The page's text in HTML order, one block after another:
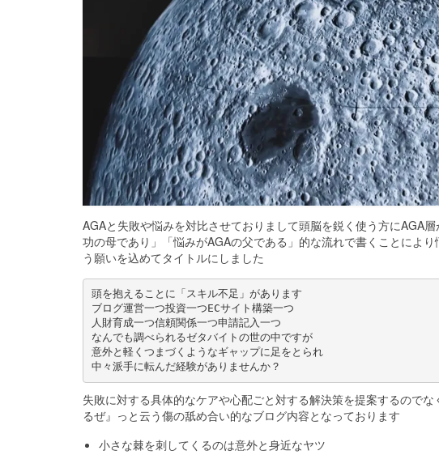
AGAと失敗や悩みを対比させておりまして頭脳を鋭く使う方にAGA
功の母であり」「悩みがAGAの父である」的な流れで書くことによ
う願いを込めてタイトルにしました
頭を抱えることに「スキル不足」があります
ブログ運営一つ投資一つECサイト構築一つ
人財育成一つ信頼関係一つ申請記入一つ
なんでも調べられるゼタバイトの世の中ですが
意外と軽くつまづくようなギャップに足をとられ
中々派手に転んだ経験がありませんか？
失敗に対する具体的なケアや心配ごと対する解決策を提案するので
るぜ』っと云う傷の舐め合い的なブログ内容となっております
小さな棘を刺してくるのは意外と身近なヤツ